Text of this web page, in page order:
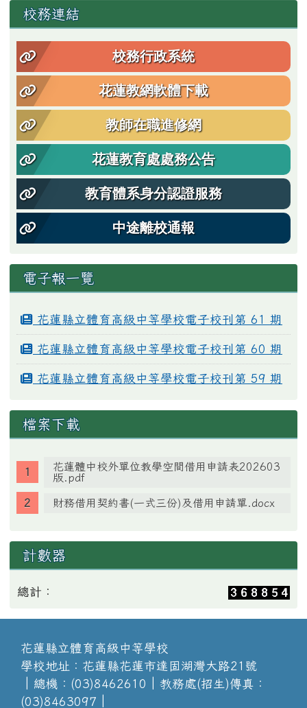
左邊區域內容
校務連結
校務行政系統
花蓮教網軟體下載
教師在職進修網
花蓮教育處處務公告
教育體系身分認證服務
中途離校通報
電子報一覽
花蓮縣立體育高級中等學校電子校刊第 61 期
花蓮縣立體育高級中等學校電子校刊第 60 期
花蓮縣立體育高級中等學校電子校刊第 59 期
檔案下載
花蓮體中校外單位教學空間借用申請表202603
版.pdf
財務借用契約書(一式三份)及借用申請單.docx
計數器
總計：
花蓮縣立體育高級中等學校
學校地址：花蓮縣花蓮市達固湖灣大路21號
│總機：(03)8462610│教務處(招生)傳真：
(03)8463097│